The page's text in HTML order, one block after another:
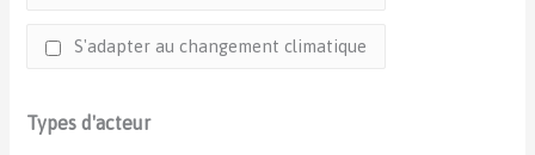
S'adapter au changement climatique
Types d'acteur